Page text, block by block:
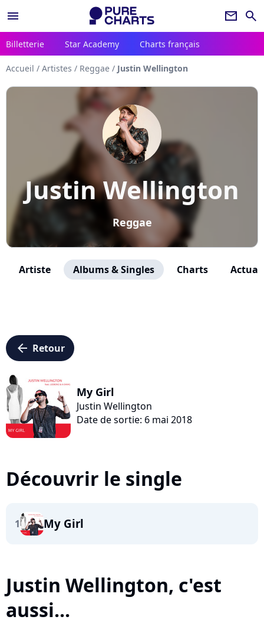
menu newsletter search
Billetterie Star Academy Charts français
Accueil / Artistes / Reggae / Justin Wellington
Justin Wellington
Reggae
Artiste Albums & Singles Charts
arrow_left Retour
My Girl
Justin Wellington
Date de sortie: 6 mai 2018
Découvrir le single
1 My Girl
Justin Wellington, c'est
aussi...